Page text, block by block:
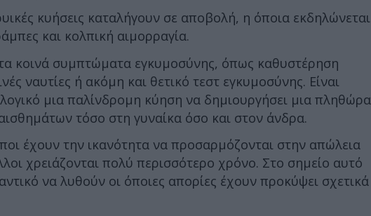
κυήσεις καταλήγουν σε αποβολή, η όποια εκδηλώνεται
και κολπική αιμορραγία.
κοινά συμπτώματα εγκυμοσύνης, όπως καθυστέρηση
ναυτίες ή ακόμη και θετικό τεστ εγκυμοσύνης. Είναι
μια παλίνδρομη κύηση να δημιουργήσει μια πληθώρα
τόσο στη γυναίκα όσο και στον άνδρα.
έχουν την ικανότητα να προσαρμόζονται στην απώλεια
χρειάζονται πολύ περισσότερο χρόνο. Στο σημείο αυτό
να λυθούν οι όποιες απορίες έχουν προκύψει σχετικά